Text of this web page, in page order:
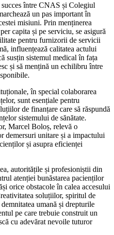
între CNAS și Colegiul
un pas important în
misiuni. Prin menținerea
capita și pe serviciu, se asigură
pentru furnizorii de servicii
influențează calitatea actului
susțin sistemul medical în fața
și să mențină un echilibru între
în special colaborarea
sunt esențiale pentru
de finanțare care să răspundă
sistemului de sănătate.
Marcel Boloș, relevă o
demersuri unitare și a impactului
și asupra eficienței
autoritățile și profesioniștii din
atenției bunăstarea pacienților
orice obstacole în calea accesului
soluțiilor, spiritul de
umană și drepturile
pe care trebuie construit un
cu adevărat nevoile tuturor